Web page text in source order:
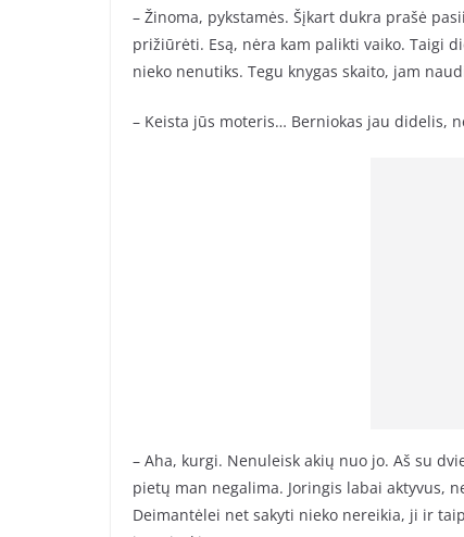
– Žinoma, pykstamės. Šįkart dukra prašė
prižiūrėti. Esą, nėra kam palikti vaiko. Taigi
nieko nenutiks. Tegu knygas skaito, jam
– Keista jūs moteris… Berniokas jau didelis,
– Aha, kurgi. Nenuleisk akių nuo jo. Aš su
pietų man negalima. Joringis labai aktyvus,
Deimantėlei net sakyti nieko nereikia, ji ir